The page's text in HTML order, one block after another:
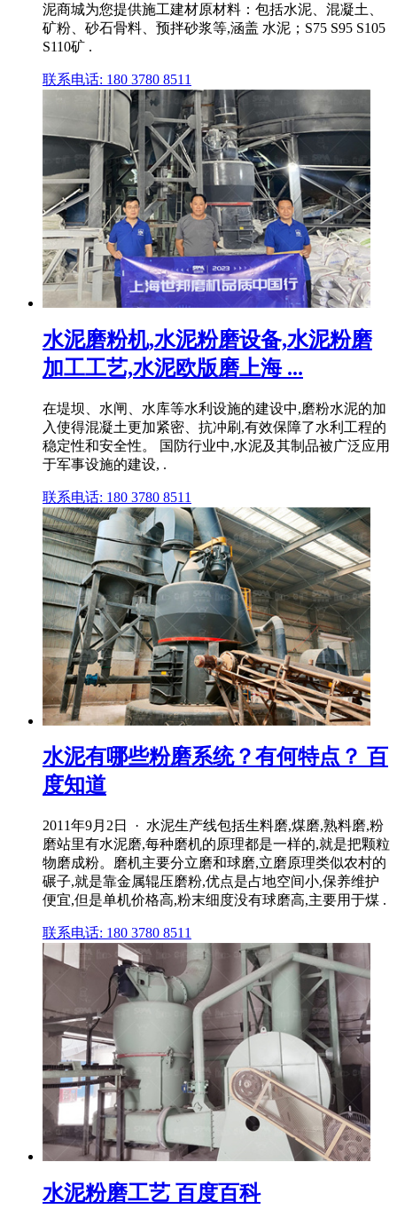
泥商城为您提供施工建材原材料：包括水泥、混凝土、
矿粉、砂石骨料、预拌砂浆等,涵盖 水泥；S75 S95 S105
S110矿 .
联系电话: 180 3780 8511
水泥磨粉机,水泥粉磨设备,水泥粉磨
加工工艺,水泥欧版磨上海 ...
在堤坝、水闸、水库等水利设施的建设中,磨粉水泥的加
入使得混凝土更加紧密、抗冲刷,有效保障了水利工程的
稳定性和安全性。 国防行业中,水泥及其制品被广泛应用
于军事设施的建设, .
联系电话: 180 3780 8511
水泥有哪些粉磨系统？有何特点？ 百
度知道
2011年9月2日 · 水泥生产线包括生料磨,煤磨,熟料磨,粉
磨站里有水泥磨,每种磨机的原理都是一样的,就是把颗粒
物磨成粉。磨机主要分立磨和球磨,立磨原理类似农村的
碾子,就是靠金属辊压磨粉,优点是占地空间小,保养维护
便宜,但是单机价格高,粉末细度没有球磨高,主要用于煤 .
联系电话: 180 3780 8511
水泥粉磨工艺 百度百科